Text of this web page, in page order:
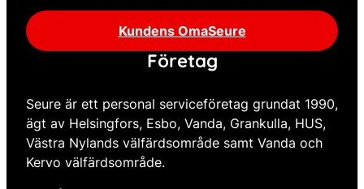
Kundens OmaSeure
Företag
Seure är ett personal serviceföretag grundat 1990,
ägt av Helsingfors, Esbo, Vanda, Grankulla, HUS,
Västra Nylands välfärdsområde samt Vanda och
Kervo välfärdsområde.